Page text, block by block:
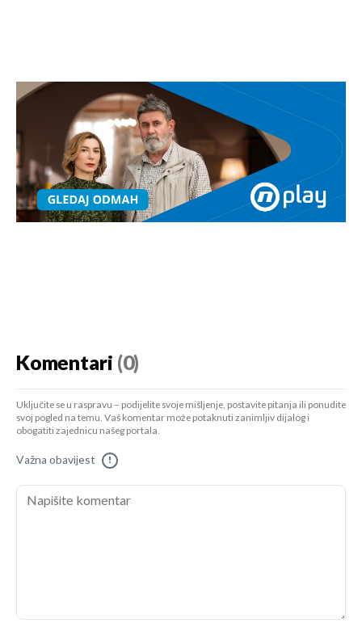
Komentari (0)
Uključite se u raspravu – podijelite svoje mišljenje, postavite pitanja ili ponudite
svoj pogled na temu. Vaš komentar može potaknuti zanimljiv dijalog i
obogatiti zajednicu našeg portala.
Važna obavijest !